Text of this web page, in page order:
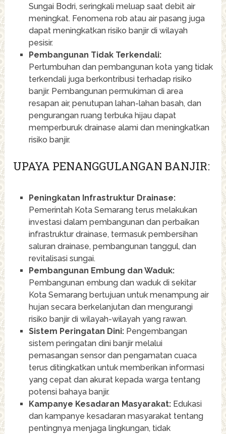
Sungai Bodri, seringkali meluap saat debit air
meningkat. Fenomena rob atau air pasang juga
dapat meningkatkan risiko banjir di wilayah
pesisir.
Pembangunan Tidak Terkendali:
Pertumbuhan dan pembangunan kota yang tidak
terkendali juga berkontribusi terhadap risiko
banjir. Pembangunan permukiman di area
resapan air, penutupan lahan-lahan basah, dan
pengurangan ruang terbuka hijau dapat
memperburuk drainase alami dan meningkatkan
risiko banjir.
UPAYA PENANGGULANGAN BANJIR:
Peningkatan Infrastruktur Drainase:
Pemerintah Kota Semarang terus melakukan
investasi dalam pembangunan dan perbaikan
infrastruktur drainase, termasuk pembersihan
saluran drainase, pembangunan tanggul, dan
revitalisasi sungai.
Pembangunan Embung dan Waduk:
Pembangunan embung dan waduk di sekitar
Kota Semarang bertujuan untuk menampung air
hujan secara berkelanjutan dan mengurangi
risiko banjir di wilayah-wilayah yang rawan.
Sistem Peringatan Dini:Pengembangan
sistem peringatan dini banjir melalui
pemasangan sensor dan pengamatan cuaca
terus ditingkatkan untuk memberikan informasi
yang cepat dan akurat kepada warga tentang
potensi bahaya banjir.
Kampanye Kesadaran Masyarakat:Edukasi
dan kampanye kesadaran masyarakat tentang
pentingnya menjaga lingkungan, tidak